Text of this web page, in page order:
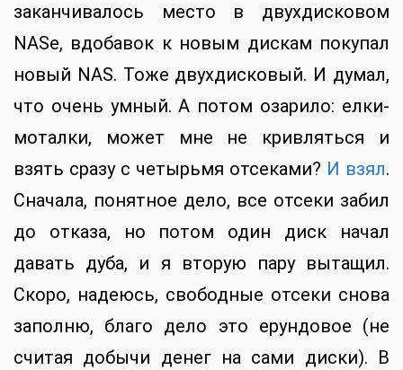
заканчивалось место в двухдисковом
NASе, вдобавок к новым дискам покупал
новый NAS. Тоже двухдисковый. И думал,
что очень умный. А потом озарило: елки-
моталки, может мне не кривляться и
взять сразу с четырьмя отсеками? И взял.
Сначала, понятное дело, все отсеки забил
до отказа, но потом один диск начал
давать дуба, и я вторую пару вытащил.
Скоро, надеюсь, свободные отсеки снова
заполню, благо дело это ерундовое (не
считая добычи денег на сами диски). В